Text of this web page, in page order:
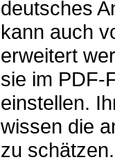
deutsches
kann auch
erweitert
sie im PDF-
einstellen.
wissen die
zu schätzen.